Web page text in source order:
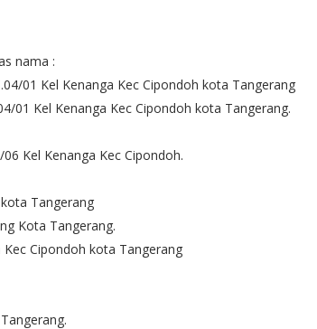
nama :
01 Kel Kenanga Kec Cipondoh kota Tangerang
01 Kel Kenanga Kec Cipondoh kota Tangerang.
Kel Kenanga Kec Cipondoh.
Tangerang
Kota Tangerang.
Cipondoh kota Tangerang